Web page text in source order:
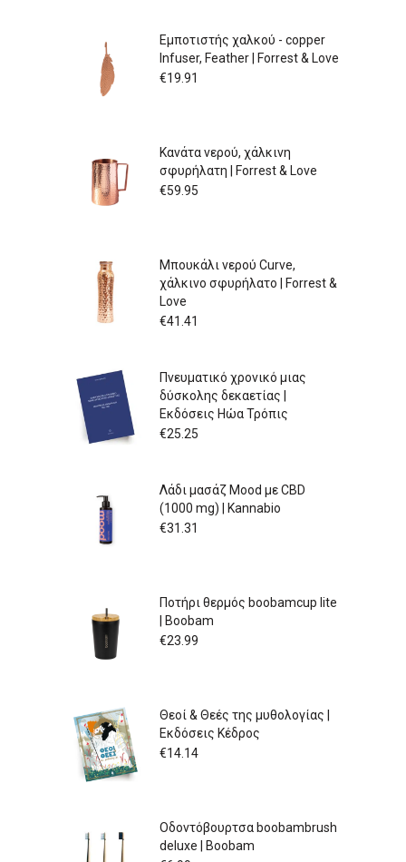
Εμποτιστής χαλκού - copper
Infuser, Feather | Forrest & Love
€19.91
Κανάτα νερού, χάλκινη
σφυρήλατη | Forrest & Love
€59.95
Μπουκάλι νερού Curve,
χάλκινο σφυρήλατο | Forrest &
Love
€41.41
Πνευματικό χρονικό μιας
δύσκολης δεκαετίας |
Εκδόσεις Ηώα Τρόπις
€25.25
Λάδι μασάζ Mood με CBD
(1000 mg) | Kannabio
€31.31
Ποτήρι θερμός boobamcup lite
| Boobam
€23.99
Θεοί & Θεές της μυθολογίας |
Εκδόσεις Κέδρος
€14.14
Οδοντόβουρτσα boobambrush
deluxe | Boobam